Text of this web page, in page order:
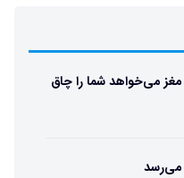
می‌خواهد شما را چاق
می‌رسد